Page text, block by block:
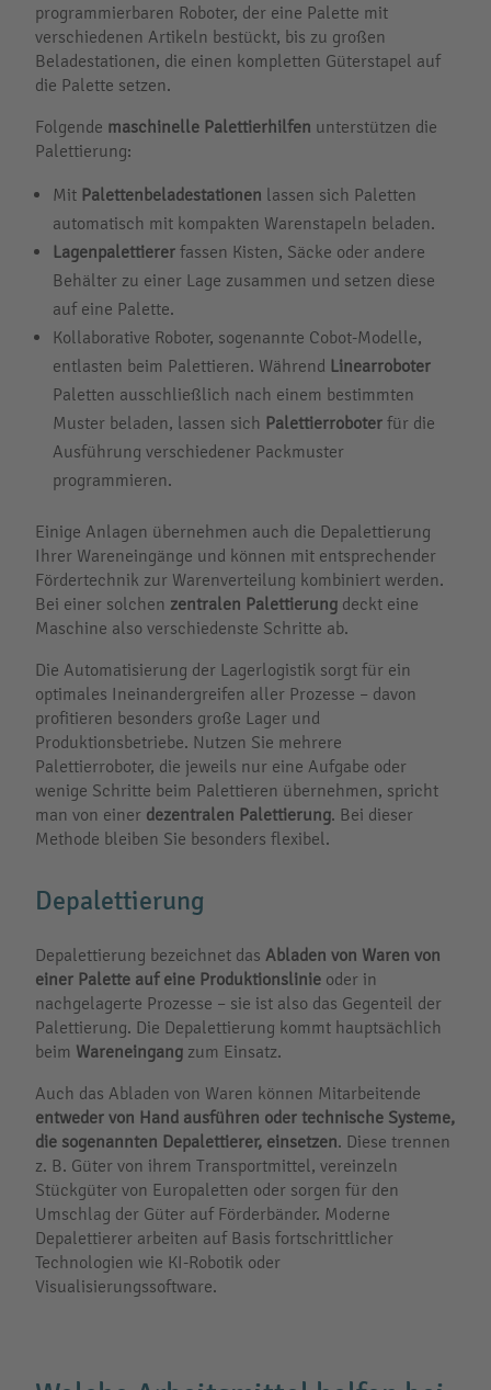
programmierbaren Roboter, der eine Palette mit
verschiedenen Artikeln bestückt, bis zu großen
Beladestationen, die einen kompletten Güterstapel auf
die Palette setzen.
Folgende maschinelle Palettierhilfen unterstützen die
Palettierung:
Mit Palettenbeladestationen lassen sich Paletten
automatisch mit kompakten Warenstapeln beladen.
Lagenpalettierer fassen Kisten, Säcke oder andere
Behälter zu einer Lage zusammen und setzen diese
auf eine Palette.
Kollaborative Roboter, sogenannte Cobot-Modelle,
entlasten beim Palettieren. Während Linearroboter
Paletten ausschließlich nach einem bestimmten
Muster beladen, lassen sich Palettierroboter für die
Ausführung verschiedener Packmuster
programmieren.
Einige Anlagen übernehmen auch die Depalettierung
Ihrer Wareneingänge und können mit entsprechender
Fördertechnik zur Warenverteilung kombiniert werden.
Bei einer solchen zentralen Palettierung deckt eine
Maschine also verschiedenste Schritte ab.
Die Automatisierung der Lagerlogistik sorgt für ein
optimales Ineinandergreifen aller Prozesse – davon
profitieren besonders große Lager und
Produktionsbetriebe. Nutzen Sie mehrere
Palettierroboter, die jeweils nur eine Aufgabe oder
wenige Schritte beim Palettieren übernehmen, spricht
man von einer dezentralen Palettierung. Bei dieser
Methode bleiben Sie besonders flexibel.
Depalettierung
Depalettierung bezeichnet das Abladen von Waren von
einer Palette auf eine Produktionslinie oder in
nachgelagerte Prozesse – sie ist also das Gegenteil der
Palettierung. Die Depalettierung kommt hauptsächlich
beim Wareneingang zum Einsatz.
Auch das Abladen von Waren können Mitarbeitende
entweder von Hand ausführen oder technische Systeme,
die sogenannten Depalettierer, einsetzen. Diese trennen
z. B. Güter von ihrem Transportmittel, vereinzeln
Stückgüter von Europaletten oder sorgen für den
Umschlag der Güter auf Förderbänder. Moderne
Depalettierer arbeiten auf Basis fortschrittlicher
Technologien wie KI-Robotik oder
Visualisierungssoftware.